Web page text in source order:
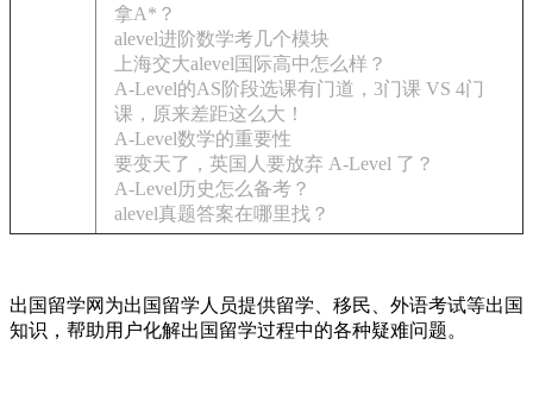
拿A*？
alevel进阶数学考几个模块
上海交大alevel国际高中怎么样？
A-Level的AS阶段选课有门道，3门课 VS 4门
课，原来差距这么大！
A-Level数学的重要性
要变天了，英国人要放弃 A-Level 了？
A-Level历史怎么备考？
alevel真题答案在哪里找？
出国留学网为出国留学人员提供留学、移民、外语考试等出国
知识，帮助用户化解出国留学过程中的各种疑难问题。